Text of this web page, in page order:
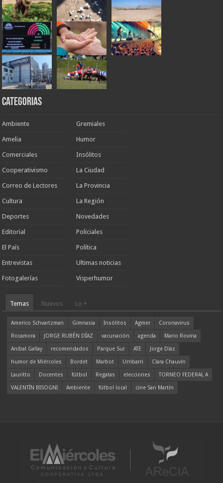
Categorias
Ambiente
Amelia
Comerciales
Cooperativismo
Correo de Lectores
Cultura
Deportes
Editorial
El País
Entrevistas
Fotogalerías
Gremiales
Humor
Insólitos
La Ciudad
La Provincia
La Región
Novedades
Policiales
Política
Ultimas noticias
Visperhumor
Temas Nuevos Lo +
Americo Schvartzman Gimnasia Insólitos Agmer
Coronavirus
Rocamora
JORGE RUBÉN DÍAZ vacunación agenda
Mario Rovina
Aníbal Gallay
recomendados Parque Sur ATE
Jorge Díaz
humor de Miércoles
Bordet Marbot Urribarri
Clara Chauvín
Lauritto
Docentes fútbol Regatas elecciones
TORNEO FEDERAL A
VALENTÍN BISOGNI
Ambiente fútbol local cine San Martín